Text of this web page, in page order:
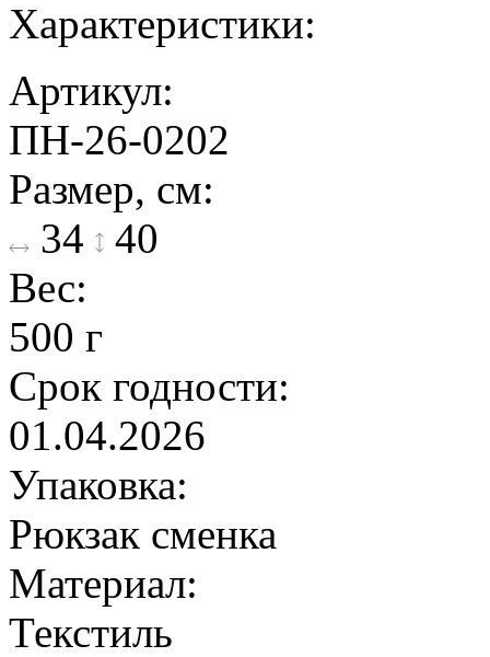
Характеристики:
Артикул:
ПН-26-0202
Размер, см:
34
40
Вес:
500 г
Срок годности:
01.04.2026
Упаковка:
Рюкзак сменка
Материал:
Текстиль